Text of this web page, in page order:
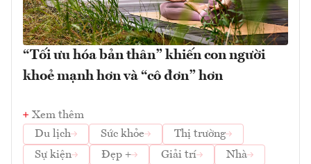
“Tối ưu hóa bản thân” khiến con người
khoẻ mạnh hơn và “cô đơn” hơn
Xem thêm
Du lịch
Sức khỏe
Thị trường
Sự kiện
Đẹp + Giải trí
Nhà